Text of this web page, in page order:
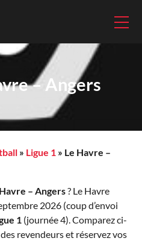
– Angers
» Ligue 1 » Le Havre –
– Angers? Le Havre
2026 (coup d’envoi
1 (journée 4). Comparez ci-
revendeurs et réservez vos